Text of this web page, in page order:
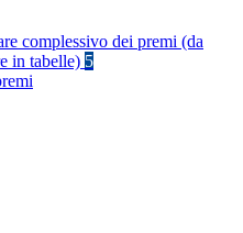
complessivo dei premi (da
in tabelle) 5